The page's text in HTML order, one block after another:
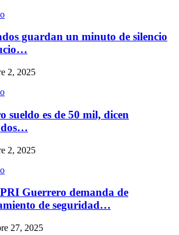
guardan un minuto de silencio
2, 2025
sueldo es de 50 mil, dicen
2, 2025
Guerrero demanda de
de seguridad…
27, 2025